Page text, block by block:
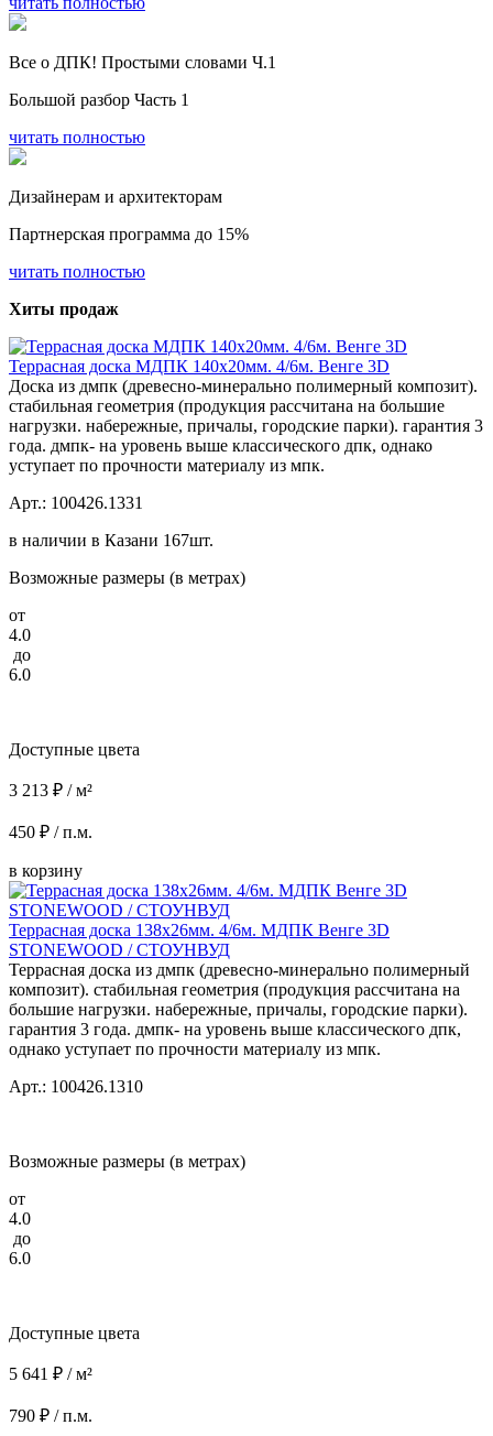
Все о ДПК! Простыми словами Ч.1
Большой разбор Часть 1
читать полностью
Дизайнерам и архитекторам
Партнерская программа до 15%
читать полностью
Хиты продаж
Террасная доска МДПК 140x20мм. 4/6м. Венге 3D
Доска из дмпк (древесно-минерально полимерный композит).
стабильная геометрия (продукция рассчитана на большие
нагрузки. набережные, причалы, городские парки). гарантия 3
года. дмпк- на уровень выше классического дпк, однако
уступает по прочности материалу из мпк.
Арт.: 100426.1331
в наличии в Казани 167шт.
Возможные размеры (в метрах)
от
4.0
до
6.0
Доступные цвета
3 213 ₽ / м²
450 ₽ / п.м.
в корзину
Террасная доска 138x26мм. 4/6м. МДПК Венге 3D
STONEWOOD / СТОУНВУД
Террасная доска из дмпк (древесно-минерально полимерный
композит). стабильная геометрия (продукция рассчитана на
большие нагрузки. набережные, причалы, городские парки).
гарантия 3 года. дмпк- на уровень выше классического дпк,
однако уступает по прочности материалу из мпк.
Арт.: 100426.1310
Возможные размеры (в метрах)
от
4.0
до
6.0
Доступные цвета
5 641 ₽ / м²
790 ₽ / п.м.